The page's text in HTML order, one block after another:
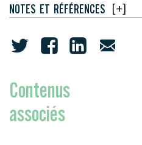
NOTES ET RÉFÉRENCES [+]
Contenus
associés